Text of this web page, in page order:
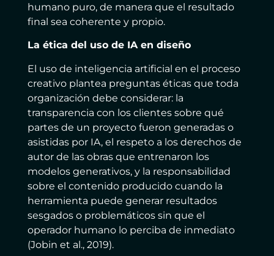
humano puro, de manera que el resultado
final sea coherente y propio.
La ética del uso de IA en diseño
El uso de inteligencia artificial en el proceso
creativo plantea preguntas éticas que toda
organización debe considerar: la
transparencia con los clientes sobre qué
partes de un proyecto fueron generadas o
asistidas por IA, el respeto a los derechos de
autor de las obras que entrenaron los
modelos generativos, y la responsabilidad
sobre el contenido producido cuando la
herramienta puede generar resultados
sesgados o problemáticos sin que el
operador humano lo perciba de inmediato
(Jobin et al., 2019).